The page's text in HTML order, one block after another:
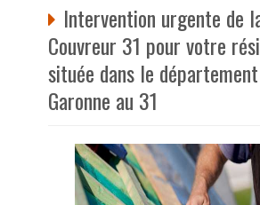
Intervention urgente de
Couvreur 31 pour votre
située dans le
Garonne au 31